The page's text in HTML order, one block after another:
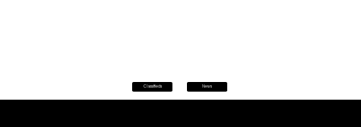
Classifieds News